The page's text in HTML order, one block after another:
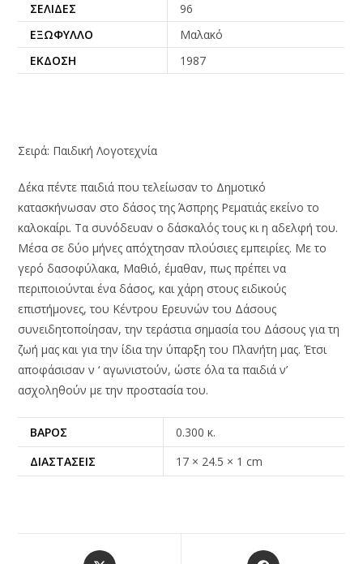
ΣΕΛΊΔΕΣ
96
ΕΞΏΦΥΛΛΟ
Μαλακό
ΈΚΔΟΣΗ
1987
Σειρά: Παιδική Λογοτεχνία
Δέκα πέντε παιδιά που τελείωσαν το Δημοτικό
κατασκήνωσαν στο δάσος της Άσπρης Ρεματιάς εκείνο το
καλοκαίρι. Τα συνόδευαν ο δάσκαλός τους κι η αδελφή του.
Μέσα σε δύο μήνες απόχτησαν πλούσιες εμπειρίες. Με το
γερό δασοφύλακα, Μαθιό, έμαθαν, πως πρέπει να
περιποιούνται ένα δάσος, και χάρη στους ειδικούς
επιστήμονες, του Κέντρου Ερευνών του Δάσους
συνειδητοποίησαν, την τεράστια σημασία του Δάσους για τη
ζωή μας και για την ίδια την ύπαρξη του Πλανήτη μας. Έτσι
αποφάσισαν ν ‘ αγωνιστούν, ώστε όλα τα παιδιά ν’
ασχοληθούν με την προστασία του.
ΒΆΡΟΣ
0.300 κ.
ΔΙΑΣΤΆΣΕΙΣ
17 × 24.5 × 1 cm